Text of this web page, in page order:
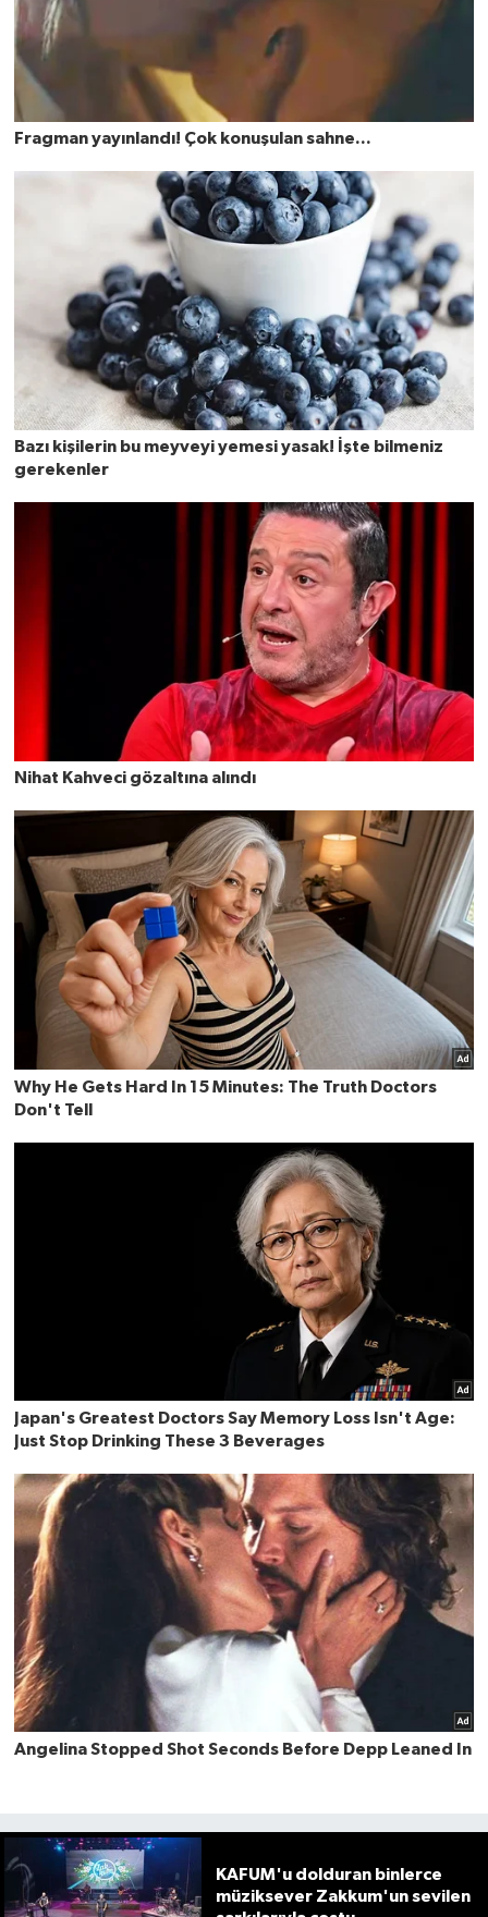
KAFUM'u dolduran binlerce
müziksever Zakkum'un sevilen